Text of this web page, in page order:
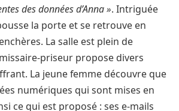
des données d’Anna ». Intriguée
la porte et se retrouve en
La salle est plein de
priseur propose divers
La jeune femme découvre que
numériques qui sont mises en
ce qui est proposé : ses e-mails